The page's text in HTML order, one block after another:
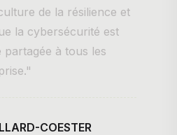
de la résilience et
la cybersécurité est
partagée à tous les
COESTER